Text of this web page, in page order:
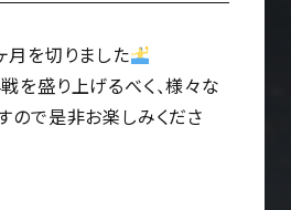
月を切りました
を盛り上げるべく、様々な
ので是非お楽しみくださ